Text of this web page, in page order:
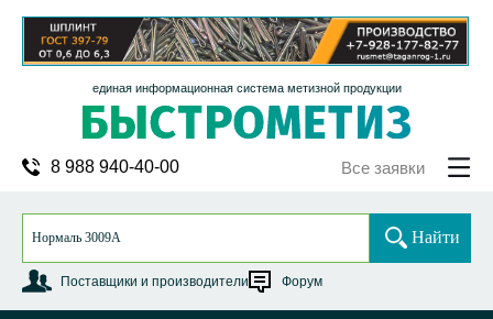
единая информационная система метизной продукции
8 988 940-40-00 Все заявки
Поставщики и производители Форум
Найти